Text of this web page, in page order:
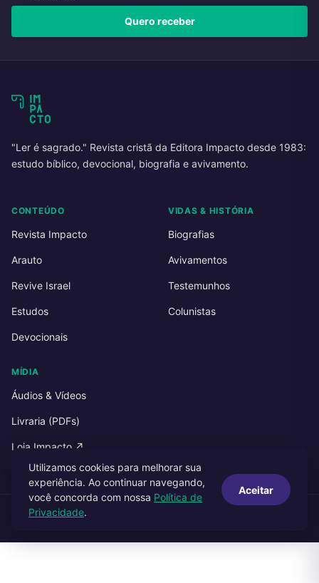
Quero receber
"Ler é sagrado." Revista cristã da Editora Impacto desde 1983:
estudo bíblico, devocional, biografia e avivamento.
CONTEÚDO
Revista Impacto
Arauto
Revive Israel
Estudos
Devocionais
VIDAS & HISTÓRIA
Biografias
Avivamentos
Testemunhos
Colunistas
MÍDIA
Áudios & Vídeos
Livraria (PDFs)
Loja Impacto ↗
© 2026 Impacto Publicações. Todos os direitos reservados.
Utilizamos cookies para melhorar sua
experiência. Ao continuar navegando,
você concorda com nossa Política de
Privacidade.
Aceitar